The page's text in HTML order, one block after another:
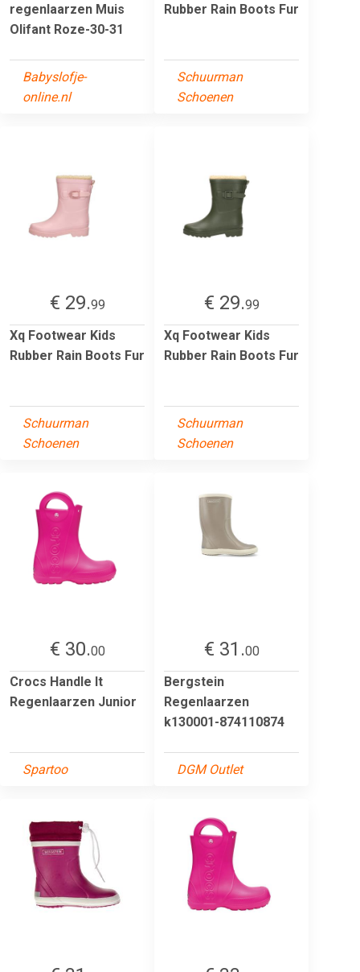
regenlaarzen Muis
Olifant Roze-30-31
Babyslofje-
online.nl
Rubber Rain Boots Fur
Schuurman
Schoenen
€ 29.99
Xq Footwear Kids
Rubber Rain Boots Fur
Schuurman
Schoenen
€ 29.99
Xq Footwear Kids
Rubber Rain Boots Fur
Schuurman
Schoenen
€ 30.00
Crocs Handle It
Regenlaarzen Junior
Spartoo
€ 31.00
Bergstein
Regenlaarzen
k130001-874110874
DGM Outlet